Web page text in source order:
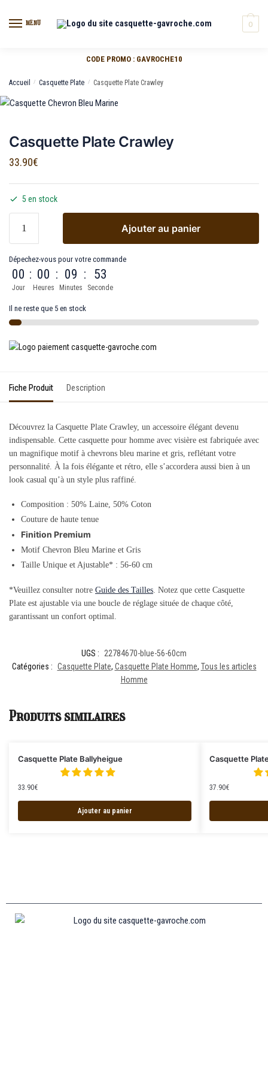
MENU 0
CODE PROMO : GAVROCHE10
Accueil / Casquette Plate / Casquette Plate Crawley
Casquette Plate Crawley
33.90€
5 en stock
Ajouter au panier
Dépechez-vous pour votre commande
00
Jour
: 00
Heures
: 09
Minutes
: 53
Seconde
Il ne reste que 5 en stock
Fiche Produit Description
Découvrez la Casquette Plate Crawley, un accessoire élégant devenu
indispensable. Cette casquette pour homme avec visière est fabriquée avec
un magnifique motif à chevrons bleu marine et gris, reflétant votre
personnalité. À la fois élégante et rétro, elle s’accordera aussi bien à un
look casual qu’à un style plus raffiné.
Composition : 50% Laine, 50% Coton
Couture de haute tenue
Finition Premium
Motif Chevron Bleu Marine et Gris
Taille Unique et Ajustable* : 56-60 cm
*Veuillez consulter notre Guide des Tailles . Notez que cette Casquette
Plate est ajustable via une boucle de réglage située de chaque côté,
garantissant un confort optimal.
UGS : 22784670-blue-56-60cm
Catégories : Casquette Plate, Casquette Plate Homme, Tous les articles
Homme
Produits similaires
Casquette Plate Ballyheigue
33.90€
Ajouter au panier
Casquette
37.90€